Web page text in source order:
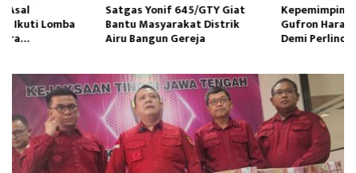
Satgas Yonif 645/GTY Giat
Bantu Masyarakat Distrik
Airu Bangun Gereja ‎
Kepemimpinan LPAI Ganti,M
Gufron Harap Kolaborasi Kuat
Demi Perlindungan Anak